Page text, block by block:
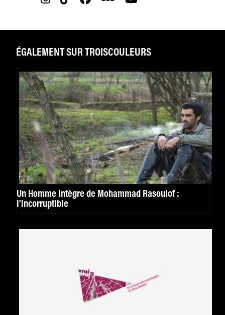
ÉGALEMENT SUR TROISCOULEURS
Un Homme intègre de Mohammad Rasoulof :
l’incorruptible